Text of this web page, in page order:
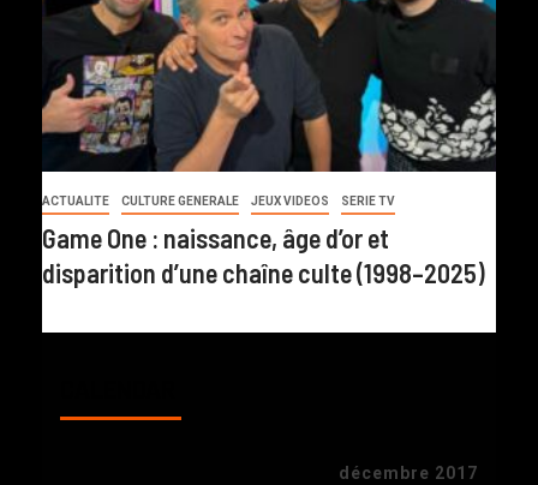
ACTUALITE CULTURE GENERALE JEUX VIDEOS SERIE TV
Game One : naissance, âge d’or et
disparition d’une chaîne culte (1998–2025)
décembre 2017